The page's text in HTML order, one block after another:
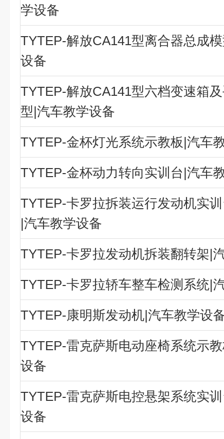
学设备
TYTEP-解放CA141型离合器总成
设备
TYTEP-解放CA141型六档变速箱
型|汽车教学设备
TYTEP-金杯灯光系统示教板|汽车
TYTEP-金杯动力转向实训台|汽车
TYTEP-卡罗拉拆装运行发动机实
|汽车教学设备
TYTEP-卡罗拉发动机拆装翻转架|
TYTEP-卡罗拉轿车整车检测系统|
TYTEP-康明斯发动机|汽车教学设
TYTEP-雷克萨斯电动座椅系统示
设备
TYTEP-雷克萨斯电控悬架系统实
设备